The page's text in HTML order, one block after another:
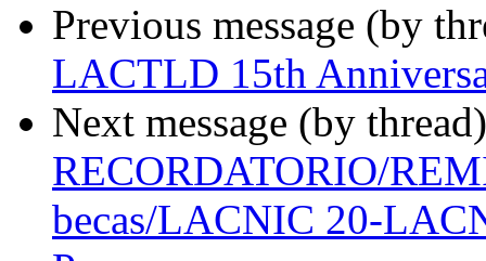
Previous message (by
LACTLD 15th
Next message (by
RECORDATORIO/
becas/LACNIC 20-